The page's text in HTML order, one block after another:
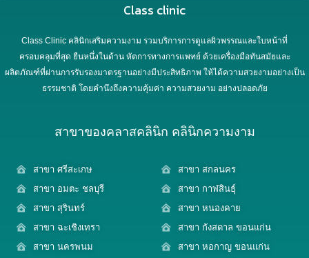
Class clinic
Class Clinic คลินิกเสริมความงาม รวมบริการการดูแลผิวพรรณและใบหน้าที่
ครอบคลุมที่สุด ยืนหนึ่งในด้าน หัตการทางการแพทย์ ด้วยเครื่องมือทันสมัยและ
ผลิตภัณฑ์ที่ผ่านการรับรองมาตรฐานอย่างมีประสิทธิภาพ ให้ได้ความสวยงามอย่างเป็น
ธรรมชาติ โดยคำนึงถึงความคุ้มค่า ความสวยงาม อย่างปลอดภัย
สาขาของคลาสคลินิก คลินิกความงาม
สาขา ศรีสะเกษ
สาขา อมตะ ชลบุรี
สาขา สุรินทร์
สาขา ฉะเชิงเทรา
สาขา นครพนม
สาขา สกลนคร
สาขา กาฬสินธุ์
สาขา หนองคาย
สาขา กังสดาล ขอนแก่น
สาขา หอกาญ ขอนแก่น